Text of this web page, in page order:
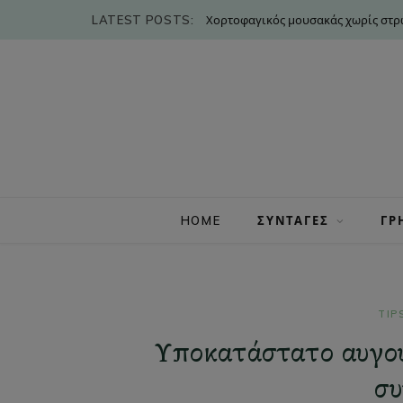
LATEST POSTS: Χορτοφαγικός μουσακάς χωρίς
HOME ΣΥΝΤΑΓΕΣ
Υποκατάστατο